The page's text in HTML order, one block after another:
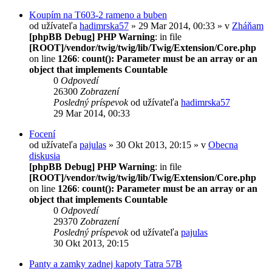
Koupím na T603-2 rameno a buben
od užívateľa hadimrska57 » 29 Mar 2014, 00:33 » v Zháňam
[phpBB Debug] PHP Warning: in file
[ROOT]/vendor/twig/twig/lib/Twig/Extension/Core.php
on line 1266: count(): Parameter must be an array or an
object that implements Countable
0 Odpovedí
26300 Zobrazení
Posledný príspevokod užívateľa hadimrska57
29 Mar 2014, 00:33
Focení
od užívateľa pajulas » 30 Okt 2013, 20:15 » v Obecna
diskusia
[phpBB Debug] PHP Warning: in file
[ROOT]/vendor/twig/twig/lib/Twig/Extension/Core.php
on line 1266: count(): Parameter must be an array or an
object that implements Countable
0 Odpovedí
29370 Zobrazení
Posledný príspevokod užívateľa pajulas
30 Okt 2013, 20:15
Panty a zamky zadnej kapoty Tatra 57B